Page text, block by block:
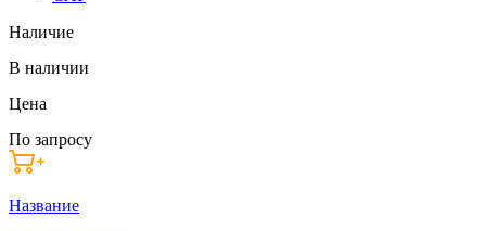
Наличие
В наличии
Цена
По запросу
Название